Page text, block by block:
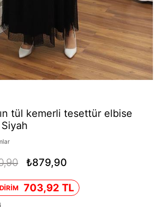
tül kemerli tesettür elbise
₺879,90
703,92 TL